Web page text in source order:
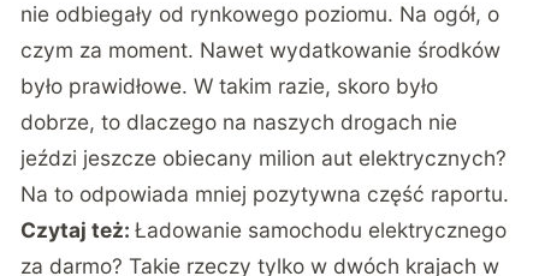
nie odbiegały od rynkowego poziomu. Na ogół, o
czym za moment. Nawet wydatkowanie środków
było prawidłowe. W takim razie, skoro było
dobrze, to dlaczego na naszych drogach nie
jeździ jeszcze obiecany milion aut elektrycznych?
Na to odpowiada mniej pozytywna część raportu.
Czytaj też:Ładowanie samochodu elektrycznego
za darmo? Takie rzeczy tylko w dwóch krajach w